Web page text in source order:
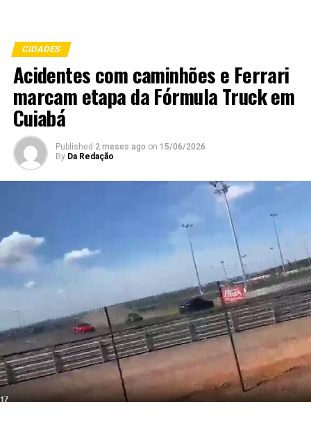
CIDADES
Acidentes com caminhões e Ferrari
marcam etapa da Fórmula Truck em
Cuiabá
Published 2 meses ago on 15/06/2026
By Da Redação